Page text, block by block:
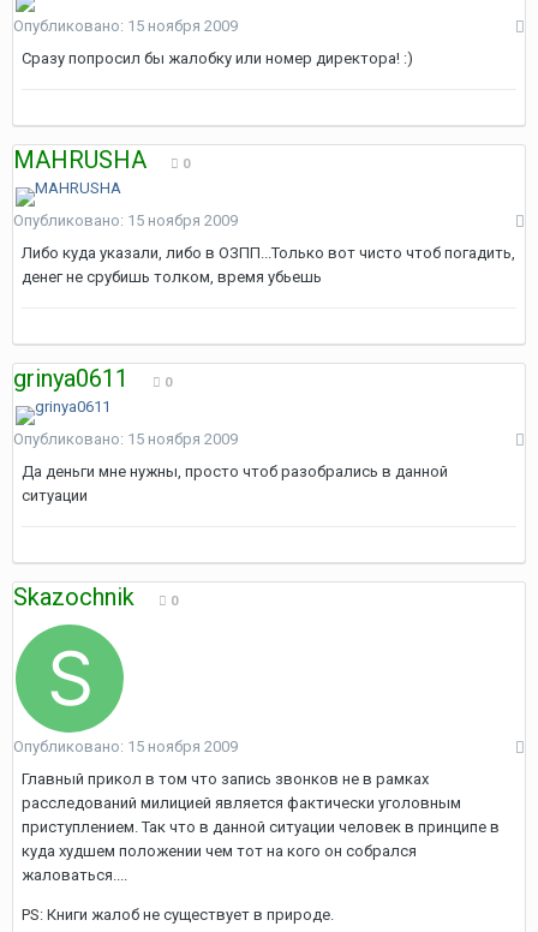
Опубликовано: 15 ноября 2009
Сразу попросил бы жалобку или номер директора! :)
MAHRUSHA 0
Опубликовано: 15 ноября 2009
Либо куда указали, либо в ОЗПП...Только вот чисто чтоб погадить,
денег не срубишь толком, время убьешь
grinya0611 0
Опубликовано: 15 ноября 2009
Да деньги мне нужны, просто чтоб разобрались в данной
ситуации
Skazochnik 0
Опубликовано: 15 ноября 2009
Главный прикол в том что запись звонков не в рамках
расследований милицией является фактически уголовным
приступлением. Так что в данной ситуации человек в принципе в
куда худшем положении чем тот на кого он собрался
жаловаться....
PS: Книги жалоб не существует в природе.